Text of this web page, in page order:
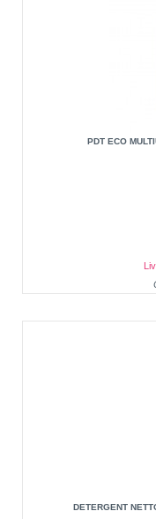
PDT ECO
DETERGENT